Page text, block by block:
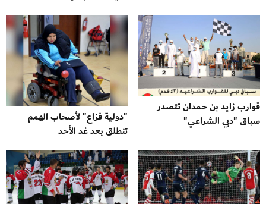
قوارب زايد بن حمدان تتصدر
سباق "دبي الشراعي"
"دولية فزاع" لأصحاب الهمم
تنطلق بعد غد الأحد